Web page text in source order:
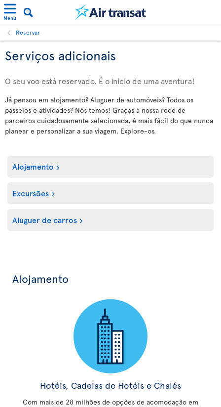
Menu
Reservar
Serviços adicionais
O seu voo está reservado. É o início de uma aventura!
Já pensou em alojamento? Aluguer de automóveis? Todos os
passeios e atividades? Nós temos! Graças à nossa rede de
parceiros cuidadosamente selecionada, é mais fácil do que nunca
planear e personalizar a sua viagem. Explore-os.
Alojamento
Excursões
Aluguer de carros
Alojamento
Hotéis, Cadeias de Hotéis e Chalés
Com mais de 28 milhões de opções de acomodação em